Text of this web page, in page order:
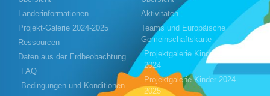
Länderinformationen
Projekt-Galerie 2024-2025
Ressourcen
Daten aus der Erdbeobachtung
FAQ
Bedingungen und Konditionen
Aktivitäten
Teams und Europäische
Gemeinschaftskarte
Projektgalerie Kinder 2023-
2024
Projektgalerie Kinder 2024-
2025